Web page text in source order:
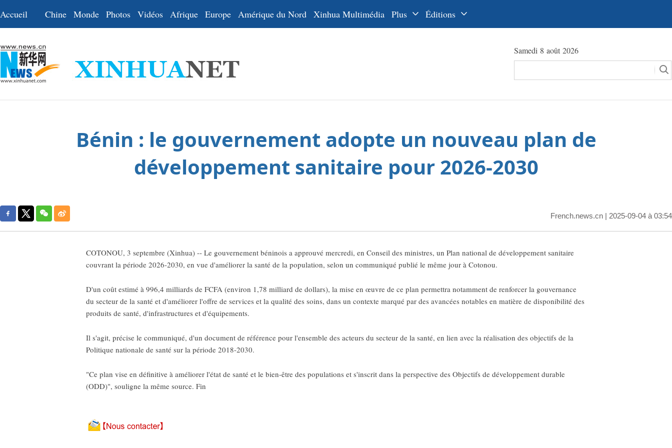
Accueil Chine Monde Photos Vidéos Afrique Europe Amérique du Nord Xinhua Multimédia Plus Éditions
عربي
日本語
Samedi 8 août 2026
Bénin : le gouvernement adopte un nouveau plan de
développement sanitaire pour 2026-2030
French.news.cn | 2025-09-04 à 03:54
COTONOU, 3 septembre (Xinhua) -- Le gouvernement béninois a approuvé mercredi, en Conseil des ministres, un Plan national de développement sanitaire
couvrant la période 2026-2030, en vue d'améliorer la santé de la population, selon un communiqué publié le même jour à Cotonou.
D'un coût estimé à 996,4 milliards de FCFA (environ 1,78 milliard de dollars), la mise en œuvre de ce plan permettra notamment de renforcer la gouvernance
du secteur de la santé et d'améliorer l'offre de services et la qualité des soins, dans un contexte marqué par des avancées notables en matière de disponibilité des
produits de santé, d'infrastructures et d'équipements.
Il s'agit, précise le communiqué, d'un document de référence pour l'ensemble des acteurs du secteur de la santé, en lien avec la réalisation des objectifs de la
Politique nationale de santé sur la période 2018-2030.
"Ce plan vise en définitive à améliorer l'état de santé et le bien-être des populations et s'inscrit dans la perspective des Objectifs de développement durable
(ODD)", souligne la même source. Fin